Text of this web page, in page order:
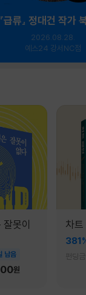
『급류』 정대건 작가
2026.08.28.
예스24 강서NC점
못이
남음
원
차
펀딩금